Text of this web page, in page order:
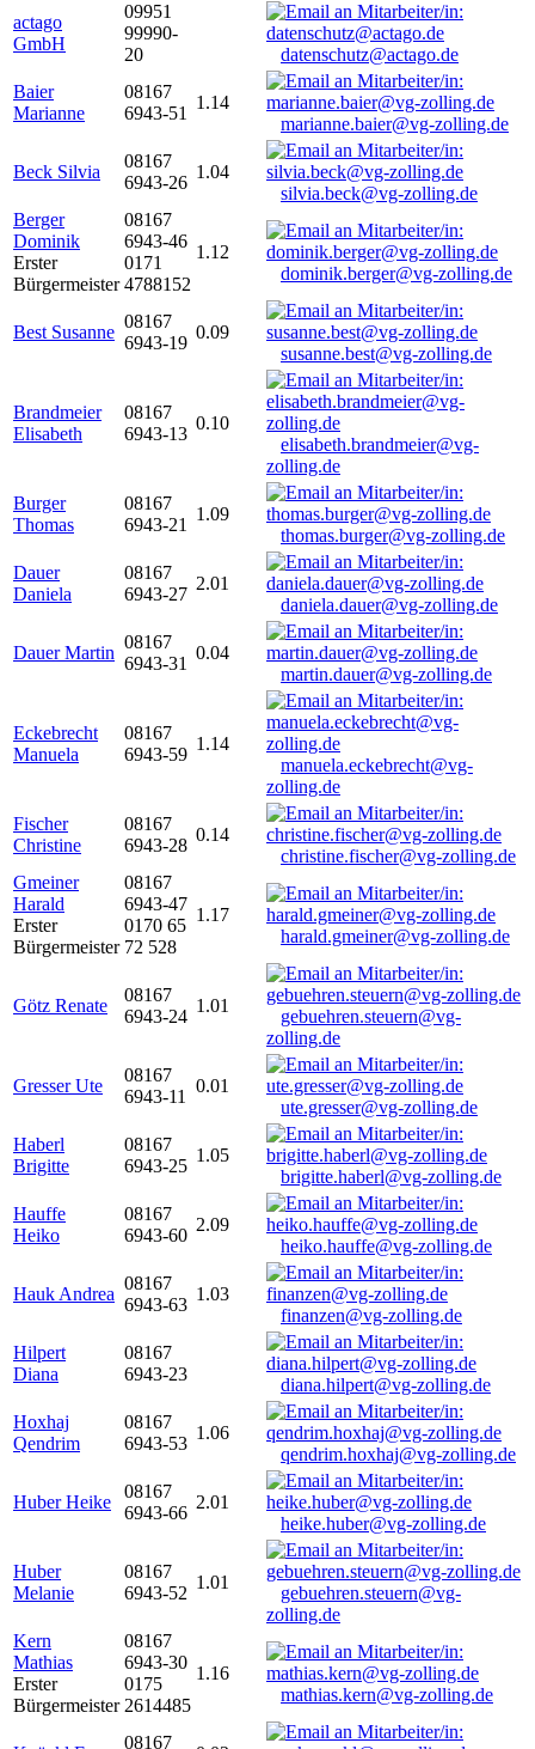
actago
GmbH
09951
99990-
20
datenschutz@actago.de
Baier
Marianne
08167
6943-51
1.14
marianne.baier@vg-zolling.de
Beck Silvia
08167
6943-26
1.04
silvia.beck@vg-zolling.de
Berger
Dominik
Erster
Bürgermeister
08167
6943-46
0171
4788152
1.12
dominik.berger@vg-zolling.de
Best Susanne
08167
6943-19
0.09
susanne.best@vg-zolling.de
Brandmeier
Elisabeth
08167
6943-13
0.10
elisabeth.brandmeier@vg-
zolling.de
Burger
Thomas
08167
6943-21
1.09
thomas.burger@vg-zolling.de
Dauer
Daniela
08167
6943-27
2.01
daniela.dauer@vg-zolling.de
Dauer Martin
08167
6943-31
0.04
martin.dauer@vg-zolling.de
Eckebrecht
Manuela
08167
6943-59
1.14
manuela.eckebrecht@vg-
zolling.de
Fischer
Christine
08167
6943-28
0.14
christine.fischer@vg-zolling.de
Gmeiner
Harald
Erster
Bürgermeister
08167
6943-47
0170 65
72 528
1.17
harald.gmeiner@vg-zolling.de
Götz Renate
08167
6943-24
1.01
gebuehren.steuern@vg-
zolling.de
Gresser Ute
08167
6943-11
0.01
ute.gresser@vg-zolling.de
Haberl
Brigitte
08167
6943-25
1.05
brigitte.haberl@vg-zolling.de
Hauffe
Heiko
08167
6943-60
2.09
heiko.hauffe@vg-zolling.de
Hauk Andrea
08167
6943-63
1.03
finanzen@vg-zolling.de
Hilpert
Diana
08167
6943-23
diana.hilpert@vg-zolling.de
Hoxhaj
Qendrim
08167
6943-53
1.06
qendrim.hoxhaj@vg-zolling.de
Huber Heike
08167
6943-66
2.01
heike.huber@vg-zolling.de
Huber
Melanie
08167
6943-52
1.01
gebuehren.steuern@vg-
zolling.de
Kern
Mathias
Erster
Bürgermeister
08167
6943-30
0175
2614485
1.16
mathias.kern@vg-zolling.de
08167